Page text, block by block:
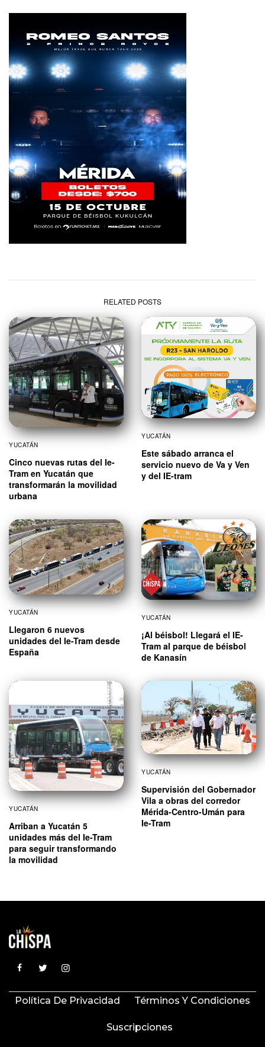
RELATED POSTS
YUCATÁN
Cinco nuevas rutas del Ie-
Tram en Yucatán que
transformarán la movilidad
urbana
YUCATÁN
Este sábado arranca el
servicio nuevo de Va y Ven
y del IE-tram
YUCATÁN
Llegaron 6 nuevos
unidades del Ie-Tram desde
España
YUCATÁN
¡Al béisbol! Llegará el IE-
Tram al parque de béisbol
de Kanasín
YUCATÁN
Arriban a Yucatán 5
unidades más del Ie-Tram
para seguir transformando
la movilidad
YUCATÁN
Supervisión del Gobernador
Vila a obras del corredor
Mérida-Centro-Umán para
Ie-Tram
Política De Privacidad Términos Y Condiciones
Suscripciones